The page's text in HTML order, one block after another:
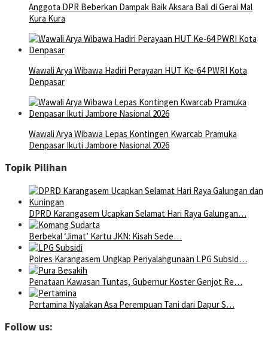
Anggota DPR Beberkan Dampak Baik Aksara Bali di Gerai Mal
Kura Kura
Wawali Arya Wibawa Hadiri Perayaan HUT Ke-64 PWRI Kota
Denpasar
Wawali Arya Wibawa Lepas Kontingen Kwarcab Pramuka
Denpasar Ikuti Jambore Nasional 2026
Topik Pilihan
DPRD Karangasem Ucapkan Selamat Hari Raya Galungan…
Berbekal ‘Jimat’ Kartu JKN: Kisah Sede…
Polres Karangasem Ungkap Penyalahgunaan LPG Subsid…
Penataan Kawasan Tuntas, Gubernur Koster Genjot Re…
Pertamina Nyalakan Asa Perempuan Tani dari Dapur S…
Follow us: